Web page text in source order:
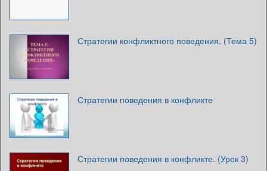
Стратегии конфликтного поведения. (Тема 5)
Стратегии поведения в конфликте
Стратегии поведения в конфликте. (Урок 3)